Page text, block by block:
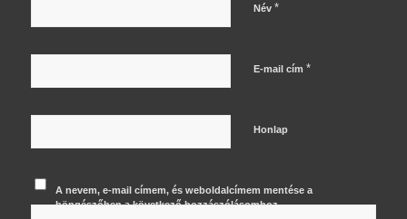
Név *
E-mail cím *
Honlap
A nevem, e-mail címem, és weboldalcímem mentése a
böngészőben a következő hozzászólásomhoz.